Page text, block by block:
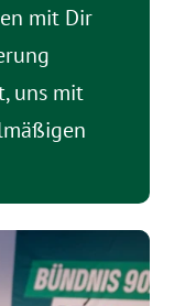
mit Dir
uns mit